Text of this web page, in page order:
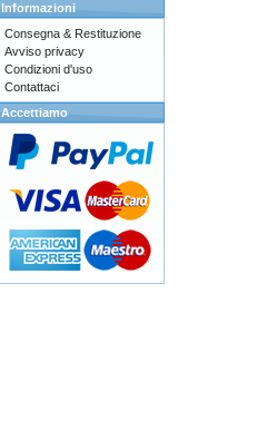
Informazioni
Consegna & Restituzione
Avviso privacy
Condizioni d'uso
Contattaci
Accettiamo